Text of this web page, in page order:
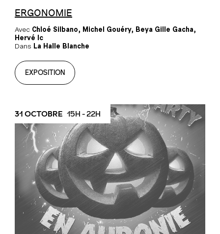
ERGONOMIE
Avec Chloé Silbano, Michel Gouéry, Beya Gille Gacha,
Hervé Ic
Dans La Halle Blanche
EXPOSITION
31 OCTOBRE 15H - 22H